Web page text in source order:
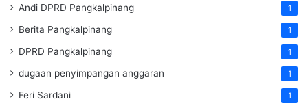
Andi DPRD Pangkalpinang 1
Berita Pangkalpinang 1
DPRD Pangkalpinang 1
dugaan penyimpangan anggaran 1
Feri Sardani 1